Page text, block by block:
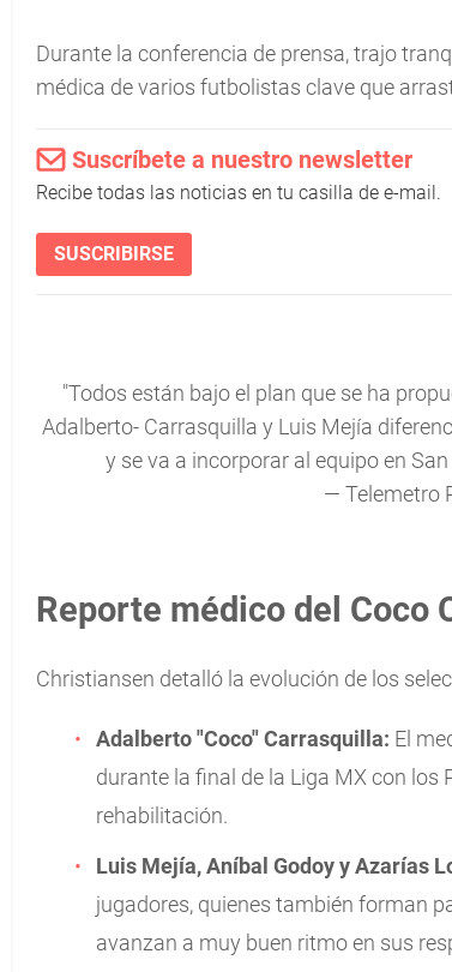
Durante la conferencia de prensa, trajo
médica de varios futbolistas clave que
Suscríbete a nuestro newsletter
Recibe todas las noticias en tu casilla de e-mail.
SUSCRIBIRSE
"Todos están bajo el plan que se ha
Adalberto- Carrasquilla y Luis Mejía
y se va a incorporar al equipo en
— Telemetro
Reporte médico del Coco
Christiansen detalló la evolución de los
Adalberto "Coco" Carrasquilla: El
durante la final de la Liga MX con
rehabilitación.
Luis Mejía, Aníbal Godoy y Azarías
jugadores, quienes también forman
avanzan a muy buen ritmo en sus